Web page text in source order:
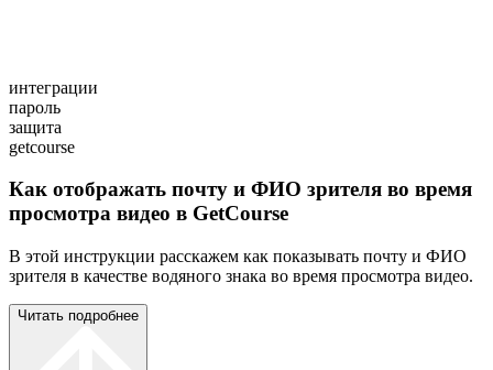
интеграции
пароль
защита
getcourse
Как отображать почту и ФИО зрителя во время
просмотра видео в GetCourse
В этой инструкции расскажем как показывать почту и ФИО
зрителя в качестве водяного знака во время просмотра видео.
Читать подробнее